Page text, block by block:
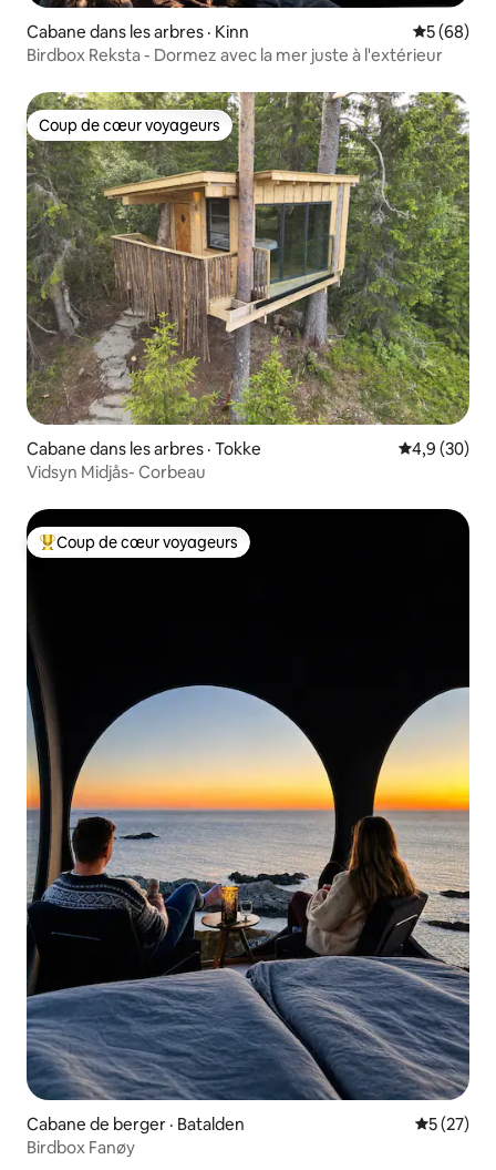
Cabane dans les arbres · Kinn Note
5 (68)
Birdbox Reksta - Dormez avec la mer juste à l'extérieur
Coup de cœur voyageurs
Coup de cœur voyageurs
Cabane dans les arbres · Tokke Note
4,9 (30)
Vidsyn Midjås- Corbeau
Coup de cœur voyageurs parmi les plus aimés
Coup de cœur voyageurs
Cabane de berger · Batalden Note
5 (27)
Birdbox Fanøy